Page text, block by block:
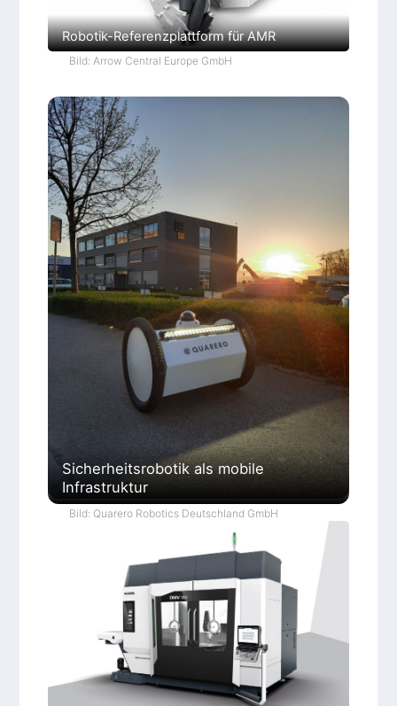
Robotik-Referenzplattform für AMR
Bild: Arrow Central Europe GmbH
Sicherheitsrobotik als mobile
Infrastruktur
Bild: Quarero Robotics Deutschland GmbH